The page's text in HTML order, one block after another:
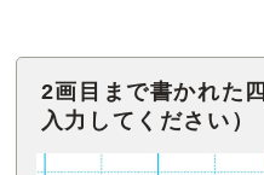
2画目まで書かれた
入力してください）